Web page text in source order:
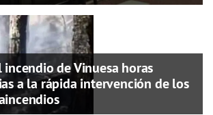
de Vinuesa horas
a la rápida intervención de los